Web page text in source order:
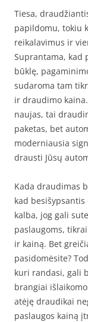
Tiesa,
papildomu, tokiu
reikalavimus ir
Suprantama, kad
būklę,
sudaroma tam
ir draudimo
naujas, tai
paketas, bet
moderniausia
drausti Jūsų
Kada draudimas
kad
kalba, jog gali
paslaugoms,
ir kainą. Bet
pasidomėsite?
kuri randasi, gali
brangiai
atėję draudikai
paslaugos kainą